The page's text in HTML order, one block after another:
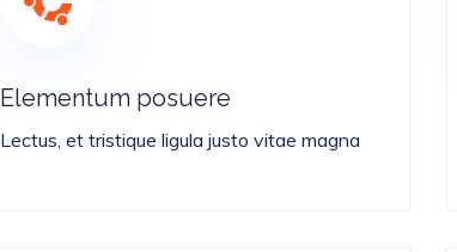
Elementum posuere
Lectus, et tristique ligula justo vitae magna